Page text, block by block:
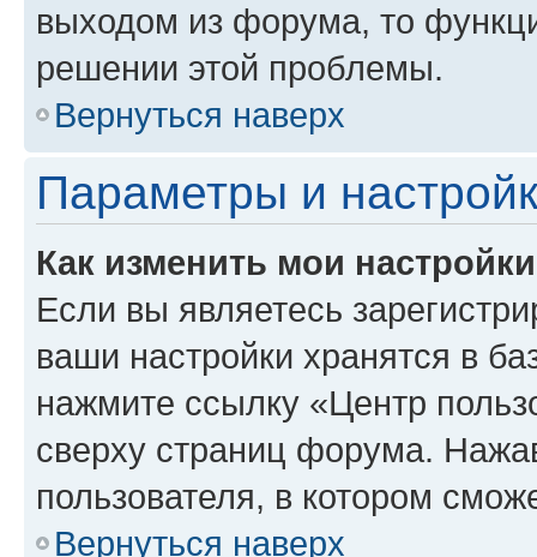
выходом из форума, то
решении этой проблемы.
Вернуться наверх
Параметры и
Как изменить мои
Если вы являетесь
ваши настройки хранятся в
нажмите ссылку «Центр
сверху страниц форума.
пользователя, в котором
Вернуться наверх